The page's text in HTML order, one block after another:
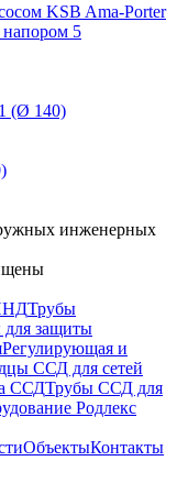
KSB Ama-Porter
напором 5
(Ø 140)
инженерных
Трубы
для защиты
Регулирующая и
ССД для сетей
ССДТрубы ССД для
Родлекс
ОбъектыКонтакты